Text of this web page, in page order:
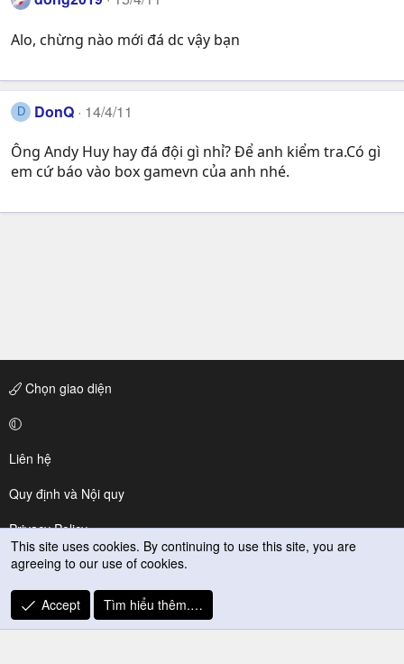
Alo, chừng nào mới đá dc vậy bạn
D DonQ 14/4/11
Ông Andy Huy hay đá đội gì nhỉ? Để anh kiểm tra.Có gì
em cứ báo vào box gamevn của anh nhé.
Chọn giao diện
Liên hệ
Quy định và Nội quy
Privacy Policy
Trợ giúp
R
S
This site uses cookies. By continuing to use this site, you are
agreeing to our use of cookies.
Accept Tìm hiểu thêm.…